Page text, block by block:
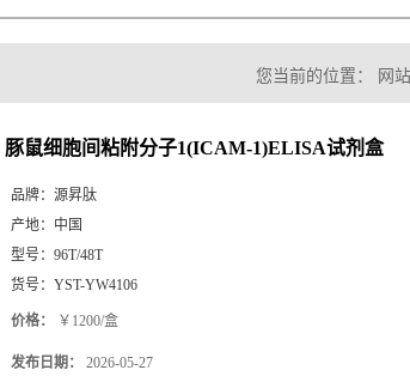
您当前的位置： 网
豚鼠细胞间粘附分子1(ICAM-1)ELISA试剂盒
品牌： 源昇肽
产地： 中国
型号： 96T/48T
货号： YST-YW4106
价格： ￥1200/盒
发布日期： 2026-05-27